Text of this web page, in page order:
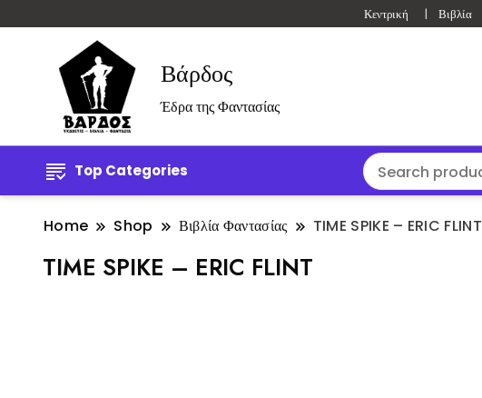
Κεντρική Βιβλία
Βάρδος
Έδρα της Φαντασίας
Top Categories
Home Shop Βιβλία Φαντασίας TIME SPIKE – ERIC FLINT
TIME SPIKE – ERIC FLINT